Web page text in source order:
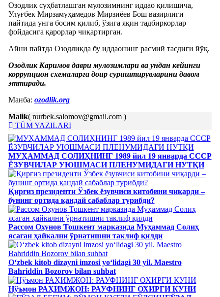
Озодлик суҳбатлашган мулозимнинг иддао қилишича,
Улуғбек Мирзамуҳамедов Мирзиëев Бош вазирлиги
пайтида унга босим қилиб, ўзига яқин тадбиркорлар
фойдасига қарорлар чиқартирган.
Айни пайтда Озодликда бу иддаонинг расмий тасдиғи йўқ.
Озодлик Каримов даври мулозимлари ва ундан кейинги
коррупцион схемаларга доир суриштирувларини давом
эттиради.
Манба: ozodlik.org
Malik( nurbek.salomov@gmail.com )
TÜM YAZILARI
МУҲАММАД СОЛИҲНИНГ 1989 йил 19 январда СССР
ЁЗУВЧИЛАР УЮШМАСИ ПЛЕНУМИДАГИ НУТҚИ
Қирғиз президенти Ўзбек ёзувчиси китобини чиқарди –
бунинг ортида қандай сабаблар турибди?
Рассом Охунов Тошкент марказида Муҳаммад Солиҳ
яcаган ҳайкални ўрнатишни таклиф қилди
Oʻzbek kitob dizayni imzosi yoʻlidagi 30 yil. Maestro
Bahriddin Bozorov bilan suhbat
Нўъмон РАҲИМЖОН: РАУФНИНГ ОХИРГИ КУНИ